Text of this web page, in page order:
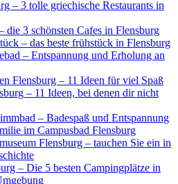
– 3 tolle griechische Restaurants in
die 3 schönsten Cafes in Flensburg
– das beste frühstück in Flensburg
– Entspannung und Erholung an
Flensburg – 11 Ideen für viel Spaß
– 11 Ideen, bei denen dir nicht
– Badespaß und Entspannung
im Campusbad Flensburg
Flensburg – tauchen Sie ein in
– Die 5 besten Campingplätze in